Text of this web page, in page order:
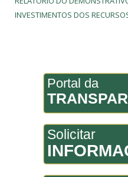
INVESTIMENTOS DOS
Portal da
Solicitar